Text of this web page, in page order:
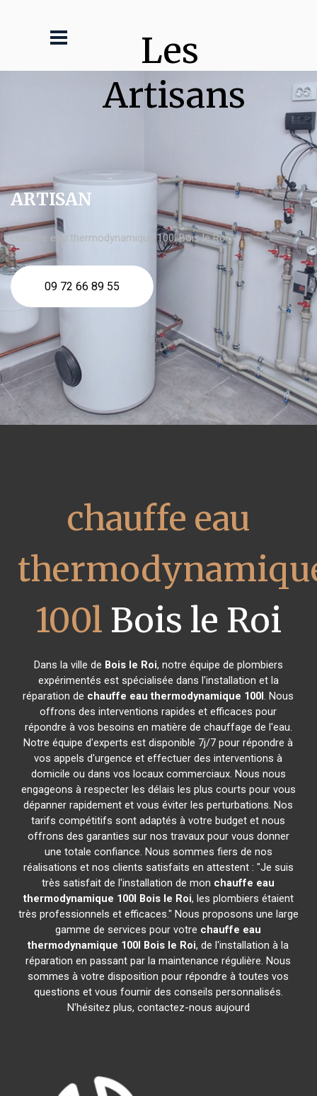
Les
Artisans
ARTISAN
chauffe eau thermodynamique 100l Bois le Roi
09 72 66 89 55
chauffe eau
100l Bois le Roi
Dans la ville de Bois le Roi, notre équipe de plombiers
expérimentés est spécialisée dans l'installation et la
réparation de chauffe eau thermodynamique 100l. Nous
offrons des interventions rapides et efficaces pour
répondre à vos besoins en matière de chauffage de l'eau.
Notre équipe d'experts est disponible 7j/7 pour répondre à
vos appels d'urgence et effectuer des interventions à
domicile ou dans vos locaux commerciaux. Nous nous
engageons à respecter les délais les plus courts pour vous
dépanner rapidement et vous éviter les perturbations. Nos
tarifs compétitifs sont adaptés à votre budget et nous
offrons des garanties sur nos travaux pour vous donner
une totale confiance. Nous sommes fiers de nos
réalisations et nos clients satisfaits en attestent : "Je suis
très satisfait de l'installation de mon chauffe eau
thermodynamique 100l Bois le Roi, les plombiers étaient
très professionnels et efficaces." Nous proposons une large
gamme de services pour votre chauffe eau
thermodynamique 100l Bois le Roi, de l'installation à la
réparation en passant par la maintenance régulière. Nous
sommes à votre disposition pour répondre à toutes vos
questions et vous fournir des conseils personnalisés.
N'hésitez plus, contactez-nous aujourd